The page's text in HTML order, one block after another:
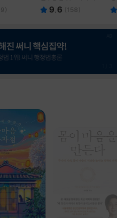
9)
편찬실 편
9.6 (158)